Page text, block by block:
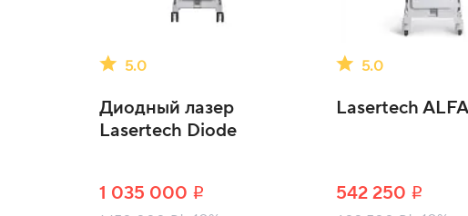
5.0
Диодный лазер
Lasertech Diode
1 035 000 i
5.0
Lasertech ALFA
542 250 i